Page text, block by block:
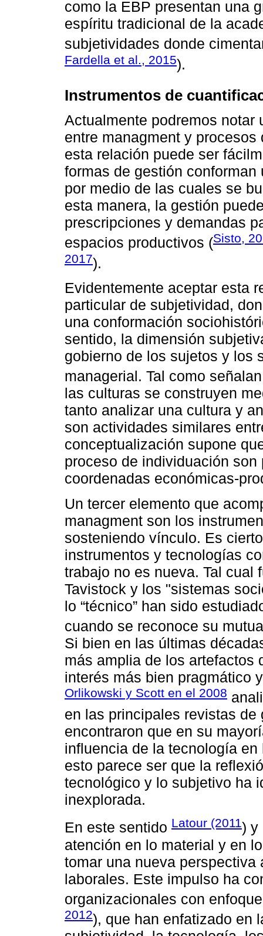
como la EBP presentan una
espíritu tradicional de la
subjetividades donde
Fardella et al., 2015).
Instrumentos de
Actualmente podremos
entre managment y
esta relación puede ser
formas de gestión
por medio de las cuales se
esta manera, la gestión
prescripciones y demandas
espacios productivos (Sisto,
2017).
Evidentemente aceptar esta
particular de subjetividad,
una conformación
sentido, la dimensión
gobierno de los sujetos y los
managerial. Tal como
las culturas se construyen
tanto analizar una cultura y
son actividades similares
conceptualización supone
proceso de individuación
coordenadas económicas-
Un tercer elemento que
managment son los
sosteniendo vínculo. Es
instrumentos y tecnologías
trabajo no es nueva. Tal cual
Tavistock y los "sistemas
lo “técnico” han sido
cuando se reconoce su
Si bien en las últimas
más amplia de los artefactos
interés más bien pragmático
Orlikowski y Scott en el 2008
en las principales revistas
encontraron que en su
influencia de la tecnología
esto parece ser que la
tecnológico y lo subjetivo ha
inexplorada.
En este sentido Latour (2011) y
atención en lo material y en
tomar una nueva
laborales. Este impulso ha
organizacionales con
2012), que han enfatizado en